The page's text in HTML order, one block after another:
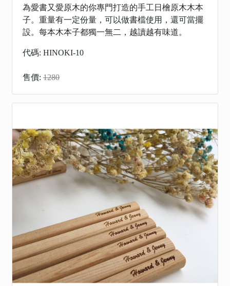
為愛書又愛原木的你專門打造的手工日檜原木木本
子。重量有一定份量，可以做書檔使用，還可當擺
設。每本木本子都獨一無二，越讀越有味道。
代碼: HINOKI-10
售價: 1280